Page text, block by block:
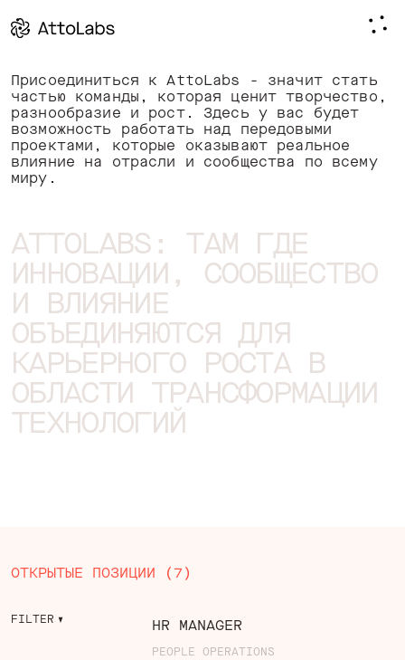
Присоединиться к AttoLabs - значит стать
частью команды, которая ценит творчество,
разнообразие и рост. Здесь у вас будет
возможность работать над передовыми
проектами, которые оказывают реальное
влияние на отрасли и сообщества по всему
миру.
ATTOLABS: ТАМ ГДЕ
ИННОВАЦИИ, СООБЩЕСТВО
И ВЛИЯНИЕ
ОБЪЕДИНЯЮТСЯ ДЛЯ
КАРЬЕРНОГО РОСТА В
ОБЛАСТИ ТРАНСФОРМАЦИИ
ТЕХНОЛОГИЙ
ОТКРЫТЫЕ ПОЗИЦИИ ( 7 )
FILTER HR MANAGER
PEOPLE OPERATIONS